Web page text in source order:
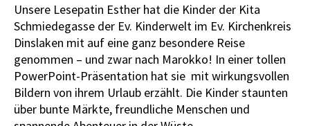
Unsere Lesepatin Esther hat die Kinder der Kita
Schmiedegasse der Ev. Kinderwelt im Ev. Kirchenkreis
Dinslaken mit auf eine ganz besondere Reise
genommen – und zwar nach Marokko! In einer tollen
PowerPoint-Präsentation hat sie mit wirkungsvollen
Bildern von ihrem Urlaub erzählt. Die Kinder staunten
über bunte Märkte, freundliche Menschen und